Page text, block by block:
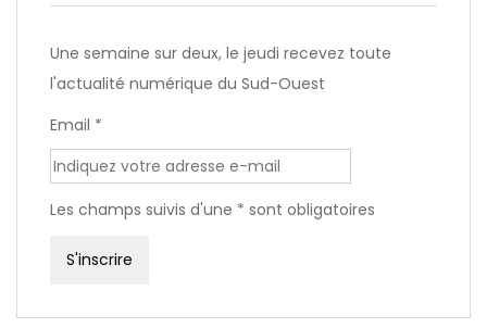
Une semaine sur deux, le jeudi recevez toute
l'actualité numérique du Sud-Ouest
Email *
Les champs suivis d'une * sont obligatoires